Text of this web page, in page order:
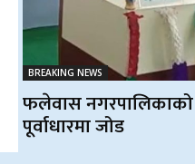
BREAKING NEWS
फलेवास
पूर्वाधारमा जोड